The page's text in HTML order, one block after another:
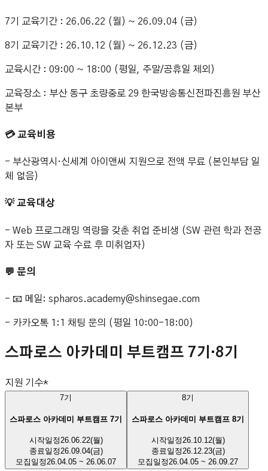
7기 교육기간 : 26.06.22 (월) ~ 26.09.04 (금)
8기 교육기간 : 26.10.12 (월) ~ 26.12.23 (금)
교육시간 : 09:00 ~ 18:00 (평일, 주말/공휴일 제외)
교육장소 : 부산 동구 초량중로 29 한국방송통신전파진흥원 부산
본부
💳 교육비용
- 부산광역시·신세계 아이앤씨 지원으로 전액 무료 (본인부담 일
체 없음)
💡 교육대상
- Web 프로그래밍 역량을 갖춘 취업 준비생 (SW 관련 학과 전공
자 또는 SW 교육 수료 후 미취업자)
💬 문의
- 📧 메일: spharos.academy@shinsegae.com
- 카카오톡 1:1 채팅 문의 (평일 10:00-18:00)
스파로스 아카데미 부트캠프 7기·8기
지원 기수*
7기
스파로스 아카데미 부트캠프 7기
시작일정26.06.22(월)
종료일정26.09.04(금)
모집일정26.04.05 ~ 26.06.07
8기
스파로스 아카데미 부트캠프 8기
시작일정26.10.12(월)
종료일정26.12.23(금)
모집일정26.04.05 ~ 26.09.27